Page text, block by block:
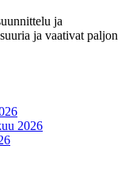
ja
ja vaativat paljon
2026